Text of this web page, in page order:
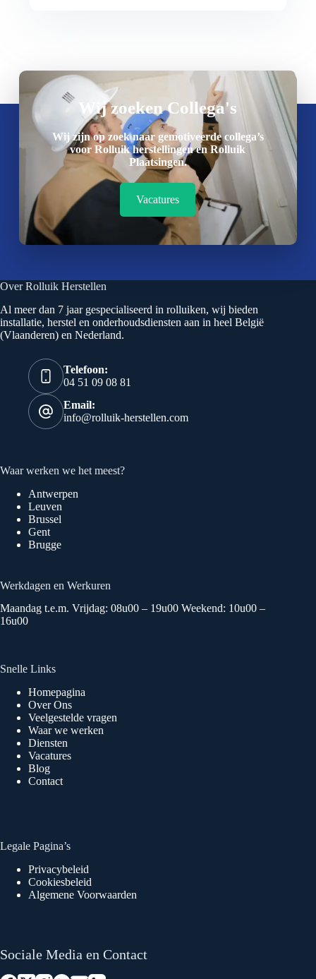
Wij zoeken Collega's
Wij zijn op zoek naar gemotiveerde collega’s
voor Rolluik herstellingen en Rolluik
Plaatsingen.
Vacatures
Over Rolluik Herstellen
Al meer dan 7 jaar gespecialiseerd in rolluiken, wij bieden
installatie, herstel en onderhoudsdiensten aan in heel België
(Vlaanderen) en Nederland.
Telefoon:
04 51 09 08 81
Email:
info@rolluik-herstellen.com
Waar werken we het meest?
Antwerpen
Leuven
Brussel
Gent
Brugge
Werkdagen en Werkuren
Maandag t.e.m. Vrijdag: 08u00 – 19u00 Weekend: 10u00 –
16u00
Snelle Links
Homepagina
Over Ons
Veelgestelde vragen
Waar we werken
Diensten
Vacatures
Blog
Contact
Legale Pagina’s
Privacybeleid
Cookiesbeleid
Algemene Voorwaarden
Sociale Media en Contact